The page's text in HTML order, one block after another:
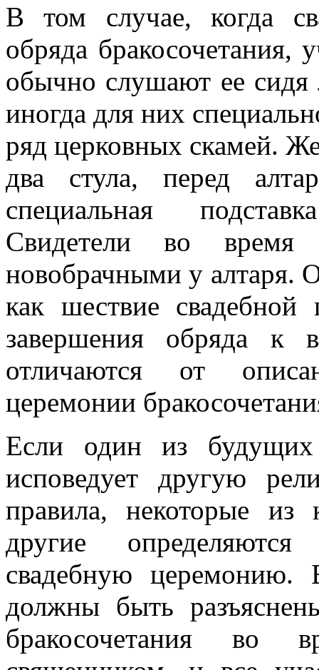
В том случае, когда
обряда бракосочетания,
обычно слушают ее сидя
иногда для них
ряд церковных скамей.
два стула, перед
специальная
Свидетели во
новобрачными у алтаря.
как шествие
завершения обряда к
отличаются от
церемонии
Если один из будущих
исповедует другую
правила, некоторые
другие
свадебную церемонию.
должны быть
бракосочетания во